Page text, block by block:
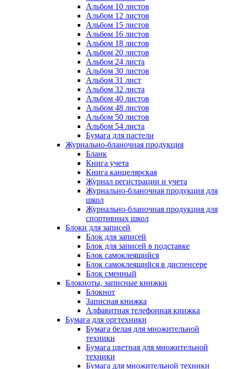
Альбом 10 листов
Альбом 12 листов
Альбом 15 листов
Альбом 16 листов
Альбом 18 листов
Альбом 20 листов
Альбом 24 листа
Альбом 30 листов
Альбом 31 лист
Альбом 32 листа
Альбом 40 листов
Альбом 48 листов
Альбом 50 листов
Альбом 54 листа
Бумага для пастели
Журнально-бланочная продукция
Бланк
Книга учета
Книга канцелярская
Журнал регистрации и учета
Журнально-бланочная продукция для
школ
Журнально-бланочная продукция для
спортивных школ
Блоки для записей
Блок для записей
Блок для записей в подставке
Блок самоклеящийся
Блок самоклеящийся в диспенсере
Блок сменный
Блокноты, записные книжки
Блокнот
Записная книжка
Алфавитная телефонная книжка
Бумага для оргтехники
Бумага белая для множительной
техники
Бумага цветная для множительной
техники
Бумага для множительной техники